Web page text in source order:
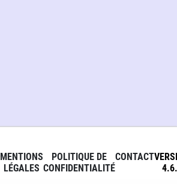
MENTIONS
LÉGALES
POLITIQUE DE
CONFIDENTIALITÉ
CONTACT